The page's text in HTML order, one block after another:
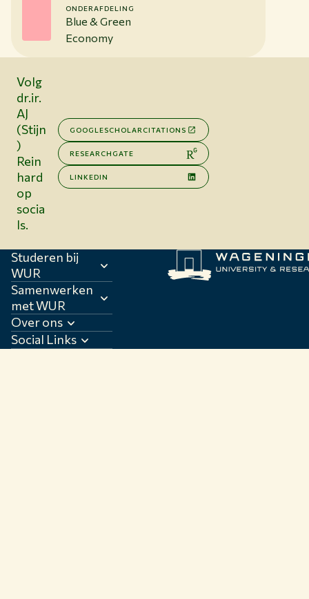
ONDERAFDELING
Blue & Green
Economy
Volg
dr.ir.
AJ
(Stijn
)
Rein
hard
op
socia
ls.
GOOGLESCHOLARCITATIONS
RESEARCHGATE
LINKEDIN
Studeren bij
WUR
Samenwerken
met WUR
Over ons
Social Links